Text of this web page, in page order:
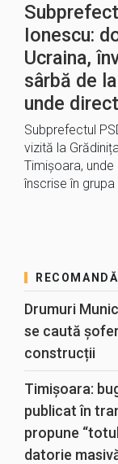
Ionescu:
Ucraina,
sârbă de
unde
Subprefectul
vizită la
Timișoara,
înscrise în
Drumuri
se caută
construcții
Timișoara:
publicat în
propune
datorie